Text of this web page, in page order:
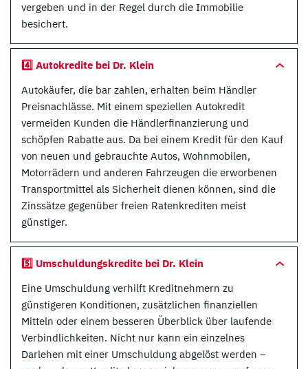
vergeben und in der Regel durch die Immobilie
besichert.
4️⃣ Autokredite bei Dr. Klein
Autokäufer, die bar zahlen, erhalten beim Händler
Preisnachlässe. Mit einem speziellen Autokredit
vermeiden Kunden die Händlerfinanzierung und
schöpfen Rabatte aus. Da bei einem Kredit für den Kauf
von neuen und gebrauchte Autos, Wohnmobilen,
Motorrädern und anderen Fahrzeugen die erworbenen
Transportmittel als Sicherheit dienen können, sind die
Zinssätze gegenüber freien Ratenkrediten meist
günstiger.
5️⃣ Umschuldungskredite bei Dr. Klein
Eine Umschuldung verhilft Kreditnehmern zu
günstigeren Konditionen, zusätzlichen finanziellen
Mitteln oder einem besseren Überblick über laufende
Verbindlichkeiten. Nicht nur kann ein einzelnes
Darlehen mit einer Umschuldung abgelöst werden –